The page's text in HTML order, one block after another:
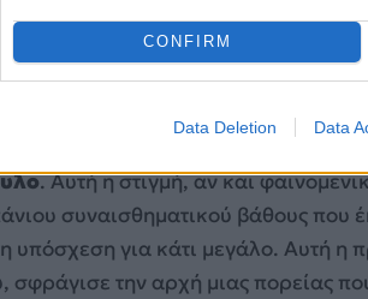
CONFIRM
Data Deletion Data
Όταν ο Σαββόπουλος
ο μικρός Γιώργος. Μια εμφάνιση σε
ατόφια του ψυχή,
. Αυτή η στιγμή, αν και
συναισθηματικού βάθους που
για κάτι μεγάλο. Αυτή η
σφράγισε την αρχή μιας πορείας